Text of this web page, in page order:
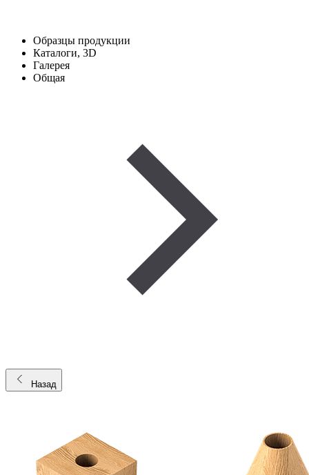
Образцы продукции
Каталоги, 3D
Галерея
Общая
Назад